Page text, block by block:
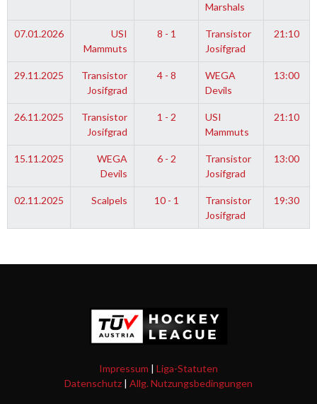
Marshals
07.01.2026
USI
Mammuts
8 - 1
Transistor
Josifgrad
21:10
29.11.2025
Transistor
Josifgrad
4 - 8
WEGA
Devils
13:00
26.11.2025
Transistor
Josifgrad
1 - 2
USI
Mammuts
21:10
15.11.2025
WEGA
Devils
6 - 2
Transistor
Josifgrad
13:00
02.11.2025 Scalpels 10 - 1
Transistor
Josifgrad
19:30
Impressum | Liga-Statuten
Datenschutz | Allg. Nutzungsbedingungen